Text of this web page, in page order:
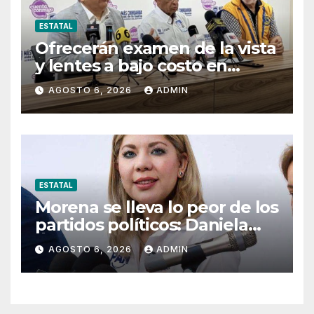
ESTATAL
Ofrecerán examen de la vista
y lentes a bajo costo en
Pueblito Mexicano
AGOSTO 6, 2026 ADMIN
ESTATAL
Morena se lleva lo peor de los
partidos políticos: Daniela
Álvarez
AGOSTO 6, 2026 ADMIN